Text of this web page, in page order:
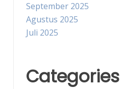
September 2025
Agustus 2025
Juli 2025
Categories